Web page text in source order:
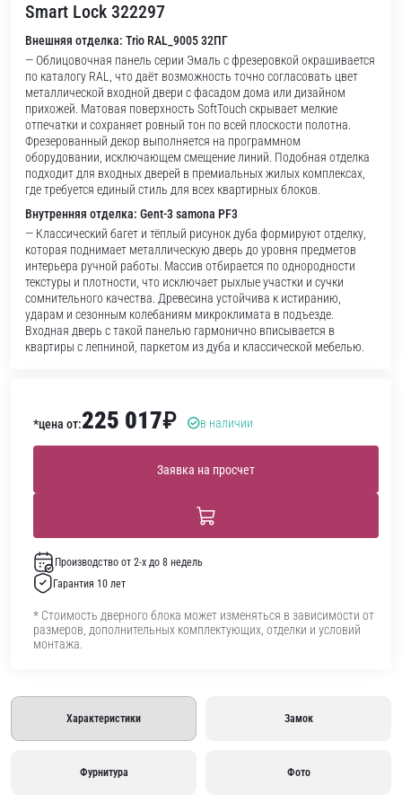
Smart Lock 322297
Внешняя отделка: Trio RAL_9005 32ПГ
— Облицовочная панель серии Эмаль с фрезеровкой окрашивается
по каталогу RAL, что даёт возможность точно согласовать цвет
металлической входной двери с фасадом дома или дизайном
прихожей. Матовая поверхность SoftTouch скрывает мелкие
отпечатки и сохраняет ровный тон по всей плоскости полотна.
Фрезерованный декор выполняется на программном
оборудовании, исключающем смещение линий. Подобная отделка
подходит для входных дверей в премиальных жилых комплексах,
где требуется единый стиль для всех квартирных блоков.
Внутренняя отделка: Gent-3 samona PF3
— Классический багет и тёплый рисунок дуба формируют отделку,
которая поднимает металлическую дверь до уровня предметов
интерьера ручной работы. Массив отбирается по однородности
текстуры и плотности, что исключает рыхлые участки и сучки
сомнительного качества. Древесина устойчива к истиранию,
ударам и сезонным колебаниям микроклимата в подъезде.
Входная дверь с такой панелью гармонично вписывается в
квартиры с лепниной, паркетом из дуба и классической мебелью.
*цена от:225 017₽ в наличии
Заявка на просчет
Производство от 2-х до 8 недель
Гарантия 10 лет
* Стоимость дверного блока может изменяться в зависимости от
размеров, дополнительных комплектующих, отделки и условий
монтажа.
Характеристики Замок
Фурнитура Фото